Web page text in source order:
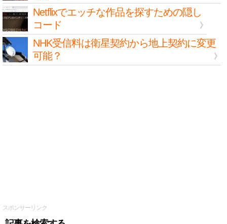
Netflixでエッチな作品を探すための隠し
コード
NHK受信料は衛星契約から地上契約に変更
可能？
スポンサーリンク